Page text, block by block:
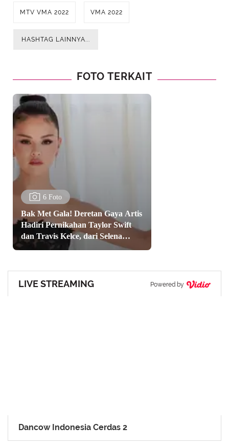
MTV VMA 2022 VMA 2022
HASHTAG LAINNYA...
FOTO TERKAIT
6 Foto
Bak Met Gala! Deretan Gaya Artis
Hadiri Pernikahan Taylor Swift
dan Travis Kelce, dari Selena
Gomez hingga Gigi Hadid
LIVE STREAMING Powered by
Dancow Indonesia Cerdas 2